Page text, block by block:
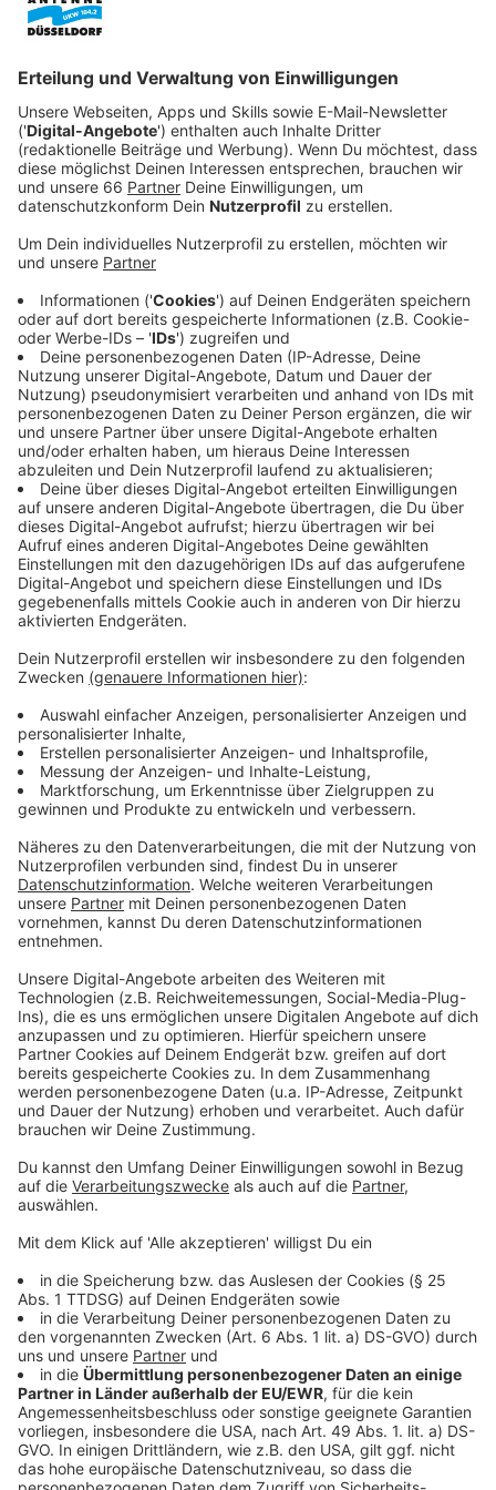
Die Unfallforscher der Versicherer haben in einer
aktuellen Studie untersucht, welcher Sitzplatz im
Auto bei einem Unfall am sichersten ist. Das Ergebnis
it eine Überraschung für viele: Es ist nicht der Fahrer,
der sich bei einem Unfall oft schwerer verletzt.
Beifahrer tragen höheres Risiko
Anzeige
Laut Unfallforscherin Kirstin Zeidler ist das Risiko, sich
als Beifahrer bei einem Unfall schwer zu verletzen,
knapp 50 Prozent höher als beim Fahrer. Das liegt
daran, dass Fahrer in der Regel aufrecht sitzen und der
Gurt straff verläuft, während Beifahrer oft weniger
diszipliniert sitzen, die Füße hochlegen und der Gurt
nicht richtig anliegt.
Ein ähnliches höheres Risiko haben auch die Insassen
auf dem Rücksitz. Zudem verletzen sich Fahrer
kleinerer Autos meist schwerer als die in größeren
Fahrzeugen.
Anzeige
Unterschiede zwischen Männern und Frauen
Anzeige
Auch bei Männern und Frauen gibt es Unterschiede in
Bezug auf Verletzungen bei einem Unfall. Frauen auf
dem Fahrersitz verletzen sich oft an den Beinen, weil
sie näher an der Konsole sitzen. Bei Männern ist es
häufiger der Brustkorb. Besonders gefährdet sind
ältere Menschen über 50, da ihr Körper den starken
fordern die Versicherer bessere und intelligentere
Gurtsysteme, die die Intensität des Aufpralls erkennen
und entsprechend reagieren.
Normale Gurtsysteme retten ebenfalls Leben, wenn
sie richtig eingestellt sind. Besonders kleinere
Menschen sollten beim Autokauf darauf achten, ob sie
mit den Beinen zu nah an der Instrumententafel sitzen.
Autoren: Thorsten Ortmann
Anzeige